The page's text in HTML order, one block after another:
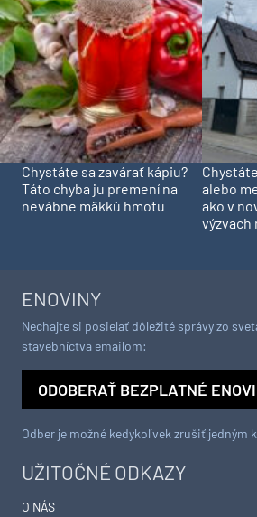
Chystáte sa zavárať kápiu?
Táto chyba ju premení na
nevábne mäkkú hmotu
alebo
ako v
výzvach
UŽITOČNÉ ODKAZY
O NÁS
ENOVINY
Nechajte si posielať dôležité správy zo
stavebníctva emailom:
ODOBERAŤ BEZPLATNÉ
Odber je možné kedykoľvek zrušiť jedným